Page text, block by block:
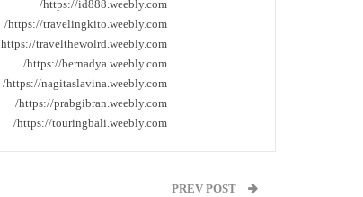
https://id888.weebly.com/
https://travelingkito.weebly.com/
https://travelthewolrd.weebly.com/
https://bernadya.weebly.com/
https://nagitaslavina.weebly.com/
https://prabgibran.weebly.com/
https://touringbali.weebly.com/